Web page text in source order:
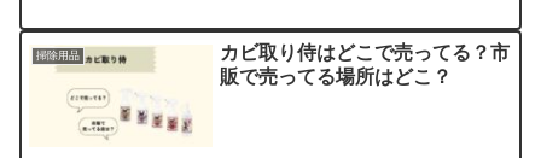
掃除用品
カビ取り侍はどこで売ってる？市
販で売ってる場所はどこ？